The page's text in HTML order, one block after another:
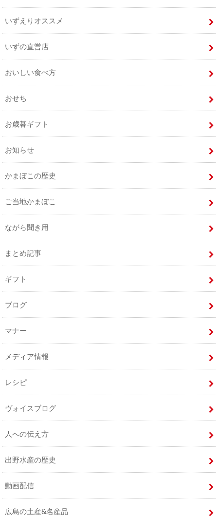
いずえりオススメ
いずの直営店
おいしい食べ方
おせち
お歳暮ギフト
お知らせ
かまぼこの歴史
ご当地かまぼこ
ながら聞き用
まとめ記事
ギフト
ブログ
マナー
メディア情報
レシピ
ヴォイスブログ
人への伝え方
出野水産の歴史
動画配信
広島の土産&名産品